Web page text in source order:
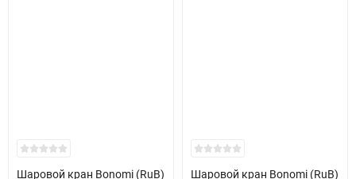
Шаровой кран Bonomi (RuB)
Шаровой кран Bonomi (RuB)